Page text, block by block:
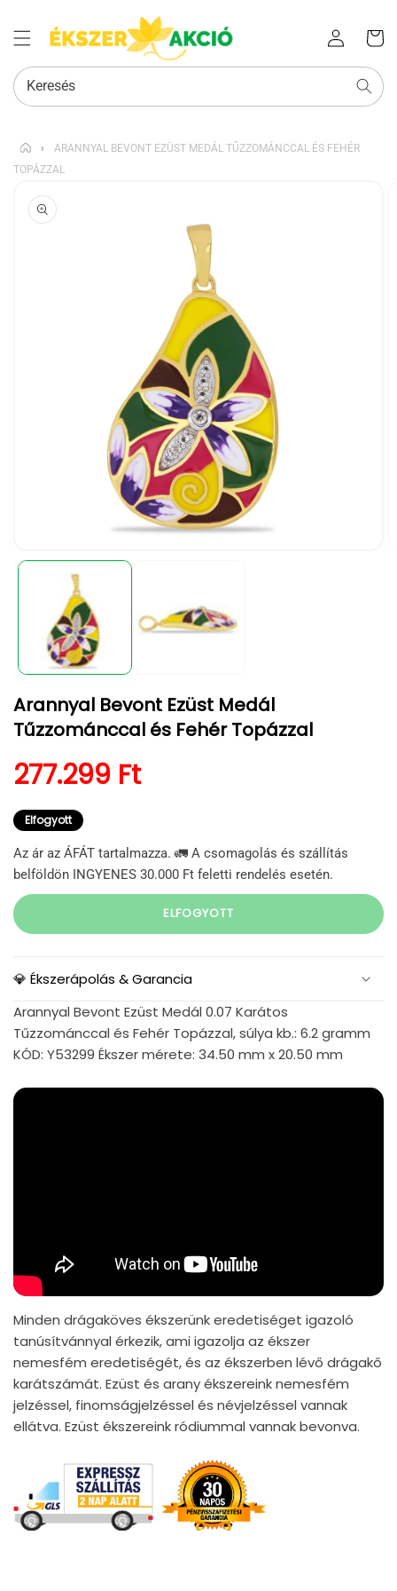
Bejelentkezés
kosara
Keresés
›
ARANNYAL BEVONT EZÜST MEDÁL TŰZZOMÁNCCAL ÉS FEHÉR
TOPÁZZAL
UGRÁS A
TERMÉKADATOKRA
médiafájl
megnyitása
párbeszédpanelen
Arannyal Bevont Ezüst Medál
Tűzzománccal és Fehér Topázzal
Normál ár
277.299 Ft
Elfogyott
Az ár az ÁFÁT tartalmazza. 🚛 A csomagolás és szállítás
belföldön INGYENES 30.000 Ft feletti rendelés esetén.
ELFOGYOTT
💎 Ékszerápolás & Garancia
Arannyal Bevont Ezüst Medál 0.07 Karátos
Tűzzománccal és Fehér Topázzal, súlya kb.: 6.2 gramm
KÓD: Y53299 Ékszer mérete: 34.50 mm x 20.50 mm
Minden drágaköves ékszerünk eredetiséget igazoló
tanúsítvánnyal érkezik, ami igazolja az ékszer
nemesfém eredetiségét, és az ékszerben lévő drágakő
karátszámát. Ezüst és arany ékszereink nemesfém
jelzéssel, finomságjelzéssel és névjelzéssel vannak
ellátva. Ezüst ékszereink ródiummal vannak bevonva.